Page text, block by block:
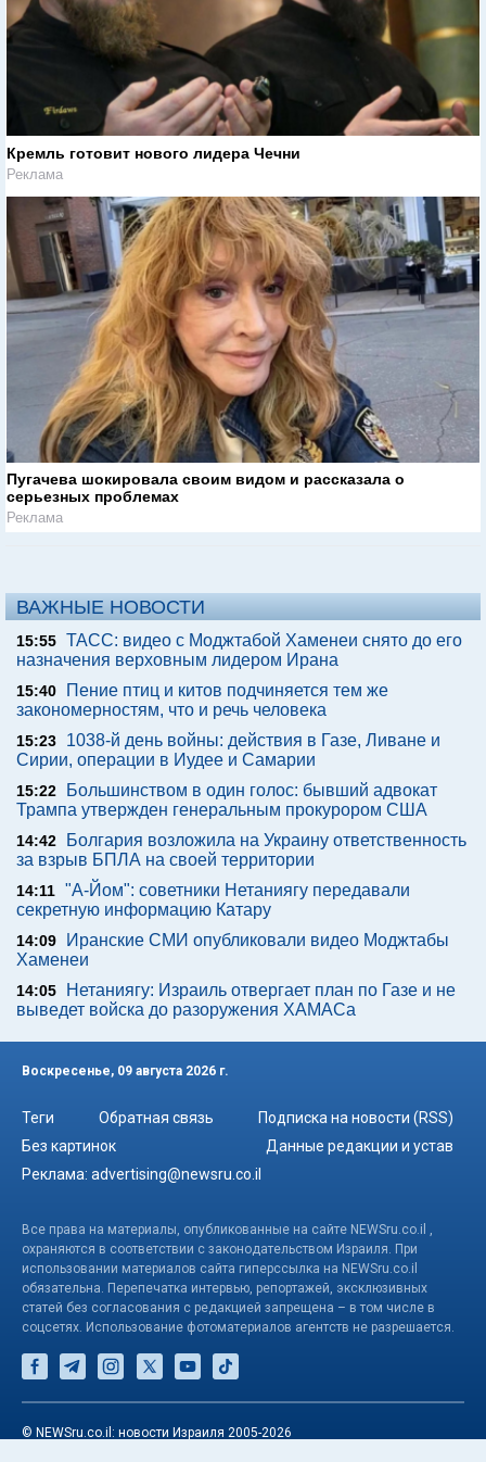
Кремль готовит нового лидера Чечни
Реклама
Пугачева шокировала своим видом и рассказала о
серьезных проблемах
Реклама
ВАЖНЫЕ НОВОСТИ
15:55 ТАСС: видео с Моджтабой Хаменеи снято до его
назначения верховным лидером Ирана
15:40
Пение птиц и китов подчиняется тем же
закономерностям, что и речь человека
15:23
1038-й день войны: действия в Газе, Ливане и
Сирии, операции в Иудее и Самарии
15:22
Большинством в один голос: бывший адвокат
Трампа утвержден генеральным прокурором США
14:42
Болгария возложила на Украину ответственность
за взрыв БПЛА на своей территории
14:11 "А-Йом": советники Нетаниягу передавали
секретную информацию Катару
14:09
Иранские СМИ опубликовали видео Моджтабы
Хаменеи
14:05
Нетаниягу: Израиль отвергает план по Газе и не
выведет войска до разоружения ХАМАСа
Воскресенье, 09 августа 2026 г.
Теги Обратная связь
Подписка на новости (RSS)
Без картинок
Данные редакции и устав
Реклама: advertising@newsru.co.il
Все права на материалы, опубликованные на сайте NEWSru.co.il ,
охраняются в соответствии с законодательством Израиля. При
использовании материалов сайта гиперссылка на NEWSru.co.il
обязательна. Перепечатка интервью, репортажей, эксклюзивных
статей без согласования с редакцией запрещена – в том числе в
соцсетях. Использование фотоматериалов агентств не разрешается.
© NEWSru.co.il: новости Израиля 2005-2026